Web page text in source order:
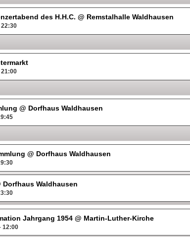
des H.H.C.@ Remstalhalle Waldhausen
22:30
21:00
@ Dorfhaus Waldhausen
@ Dorfhaus Waldhausen
Dorfhaus Waldhausen
Jahrgang 1954@ Martin-Luther-Kirche
12:00